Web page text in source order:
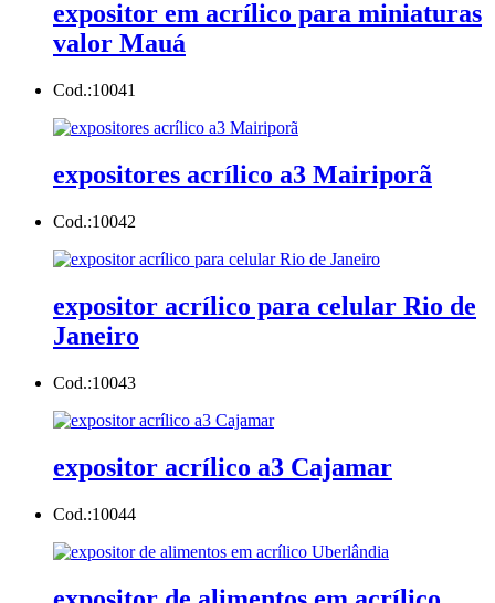
expositor em acrílico para miniaturas
valor Mauá
Cod.:10041
expositores acrílico a3 Mairiporã
Cod.:10042
expositor acrílico para celular Rio de
Janeiro
Cod.:10043
expositor acrílico a3 Cajamar
Cod.:10044